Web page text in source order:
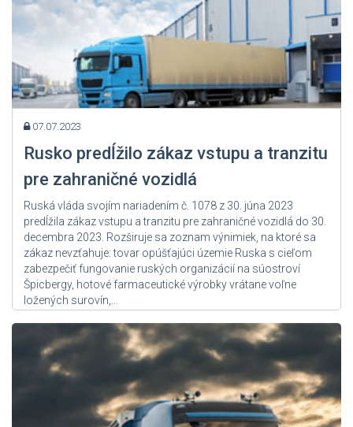
07.07.2023
Rusko predĺžilo zákaz vstupu a tranzitu
pre zahraničné vozidlá
Ruská vláda svojím nariadením č. 1078 z 30. júna 2023
predĺžila zákaz vstupu a tranzitu pre zahraničné vozidlá do 30.
decembra 2023. Rozširuje sa zoznam výnimiek, na ktoré sa
zákaz nevzťahuje: tovar opúšťajúci územie Ruska s cieľom
zabezpečiť fungovanie ruských organizácií na súostroví
Špicbergy, hotové farmaceutické výrobky vrátane voľne
ložených surovín,...
Zdroj: User Admin